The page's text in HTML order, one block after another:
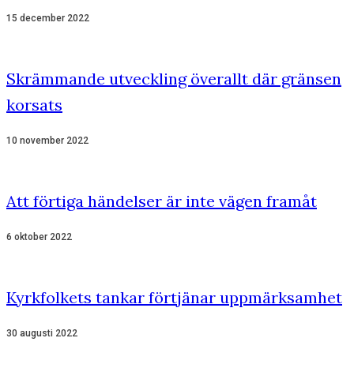
15 december 2022
Skrämmande utveckling överallt där gränsen
korsats
10 november 2022
Att förtiga händelser är inte vägen framåt
6 oktober 2022
Kyrkfolkets tankar förtjänar uppmärksamhet
30 augusti 2022